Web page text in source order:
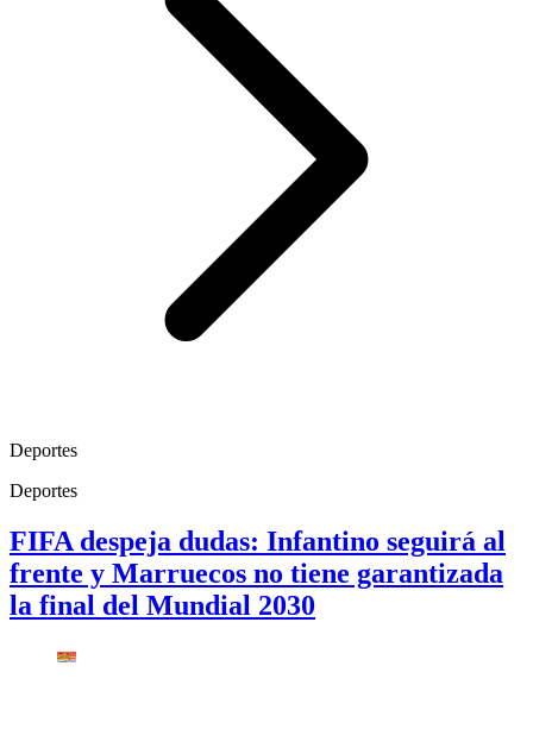
Deportes
Deportes
FIFA despeja dudas: Infantino seguirá al
frente y Marruecos no tiene garantizada
la final del Mundial 2030